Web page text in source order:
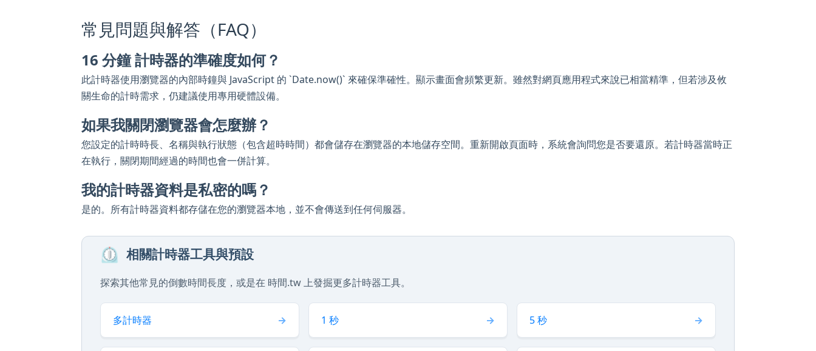
常見問題與解答（FAQ）
16 分鐘 計時器的準確度如何？
此計時器使用瀏覽器的內部時鐘與 JavaScript 的 `Date.now()` 來確保準確性。顯示畫面會頻繁更新。雖然對網頁應用程式來說已相當精準，但若涉及攸
關生命的計時需求，仍建議使用專用硬體設備。
如果我關閉瀏覽器會怎麼辦？
您設定的計時時長、名稱與執行狀態（包含超時時間）都會儲存在瀏覽器的本地儲存空間。重新開啟頁面時，系統會詢問您是否要還原。若計時器當時正
在執行，關閉期間經過的時間也會一併計算。
我的計時器資料是私密的嗎？
是的。所有計時器資料都存儲在您的瀏覽器本地，並不會傳送到任何伺服器。
⏲️ 相關計時器工具與預設
探索其他常見的倒數時間長度，或是在 時間.tw 上發掘更多計時器工具。
多計時器 1 秒 5 秒